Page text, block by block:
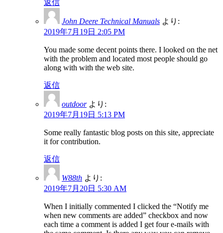
返信
John Deere Technical Manuals より:
2019年7月19日 2:05 PM
You made some decent points there. I looked on the net
with the problem and located most people should go
along with with the web site.
返信
outdoor より:
2019年7月19日 5:13 PM
Some really fantastic blog posts on this site, appreciate
it for contribution.
返信
W88th より:
2019年7月20日 5:30 AM
When I initially commented I clicked the “Notify me
when new comments are added” checkbox and now
each time a comment is added I get four e-mails with